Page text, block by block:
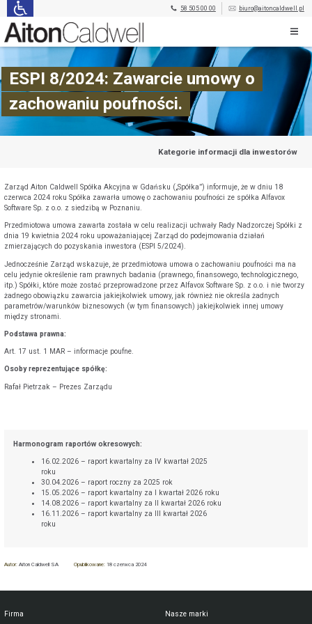
58 505 00 00 biuro@aitoncaldwell.pl
ESPI 8/2024: Zawarcie umowy o
zachowaniu poufności.
Kategorie informacji dla inwestorów
Zarząd Aiton Caldwell Spółka Akcyjna w Gdańsku („Spółka”) informuje, że w dniu 18
czerwca 2024 roku Spółka zawarła umowę o zachowaniu poufności ze spółka Alfavox
Software Sp. z o.o. z siedzibą w Poznaniu.
Przedmiotowa umowa zawarta została w celu realizacji uchwały Rady Nadzorczej Spółki z
dnia 19 kwietnia 2024 roku upoważaniającej Zarząd do podejmowania działań
zmierzających do pozyskania inwestora (ESPI 5/2024).
Jednocześnie Zarząd wskazuje, że przedmiotowa umowa o zachowaniu poufności ma na
celu jedynie określenie ram prawnych badania (prawnego, finansowego, technologicznego,
itp.) Spółki, które może zostać przeprowadzone przez Alfavox Software Sp. z o.o. i nie tworzy
żadnego obowiązku zawarcia jakiejkolwiek umowy, jak również nie określa żadnych
parametrów/warunków biznesowych (w tym finansowych) jakiejkolwiek innej umowy
między stronami.
Podstawa prawna:
Art. 17 ust. 1 MAR – informacje poufne.
Osoby reprezentujące spółkę:
Rafał Pietrzak – Prezes Zarządu
Harmonogram raportów okresowych:
16.02.2026 – raport kwartalny za IV kwartał 2025
roku
30.04.2026 – raport roczny za 2025 rok
15.05.2026 – raport kwartalny za I kwartał 2026 roku
14.08.2026 – raport kwartalny za II kwartał 2026 roku
16.11.2026 – raport kwartalny za III kwartał 2026
roku
Autor:Aiton Caldwell SA Opublikowane: 18 czerwca 2024
Firma Nasze marki